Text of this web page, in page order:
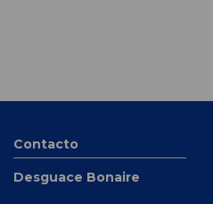
Contacto
Desguace Bonaire